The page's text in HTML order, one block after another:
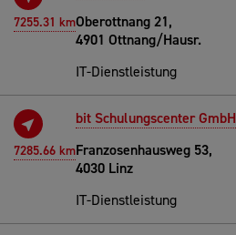
7255.31 kmOberottnang 21,
4901 Ottnang/Hausr.
IT-Dienstleistung
7285.66 km
bit Schulungscenter GmbH
Franzosenhausweg 53,
4030 Linz
IT-Dienstleistung